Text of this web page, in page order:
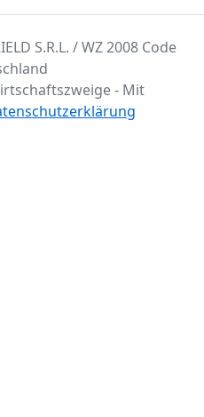
S.R.L. / WZ 2008 Code
- Mit